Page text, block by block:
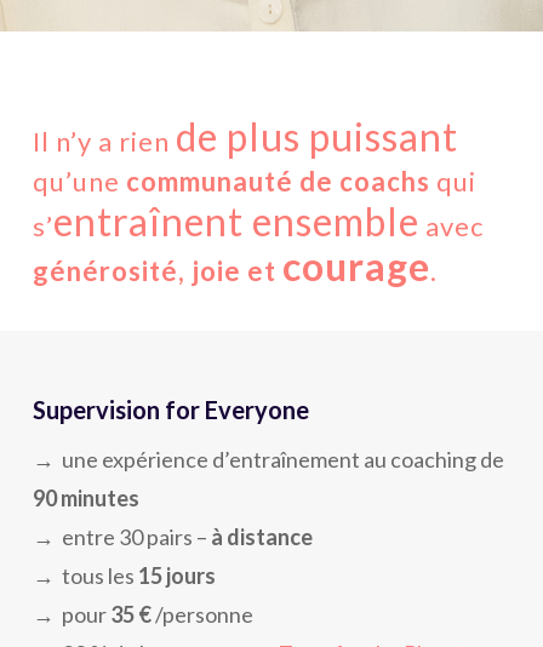
Il n’y a rien de plus puissant
qu’une communauté de coachs qui
s’entraînent ensemble avec
générosité, joie et courage.
Supervision for Everyone
→ une expérience d’entraînement au coaching de
90 minutes
→ entre 30 pairs – à distance
→ tous les 15 jours
→ pour35 €/personne